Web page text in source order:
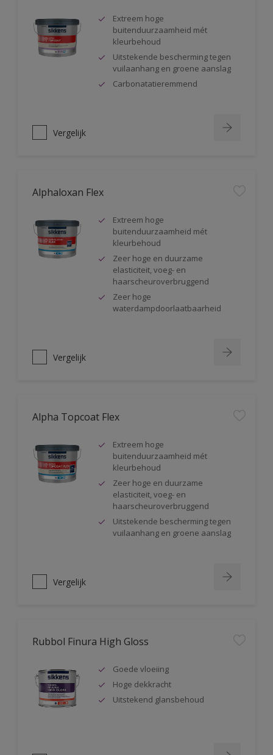
Extreem hoge
buitenduurzaamheid mét
kleurbehoud
Uitstekende bescherming tegen
vuilaanhang en groene aanslag
Carbonatatieremmend
Vergelijk
Alphaloxan Flex
Extreem hoge
buitenduurzaamheid mét
kleurbehoud
Zeer hoge en duurzame
elasticiteit, voeg- en
haarscheuroverbruggend
Zeer hoge
waterdampdoorlaatbaarheid
Vergelijk
Alpha Topcoat Flex
Extreem hoge
buitenduurzaamheid mét
kleurbehoud
Zeer hoge en duurzame
elasticiteit, voeg- en
haarscheuroverbruggend
Uitstekende bescherming tegen
vuilaanhang en groene aanslag
Vergelijk
Rubbol Finura High Gloss
Goede vloeiing
Hoge dekkracht
Uitstekend glansbehoud